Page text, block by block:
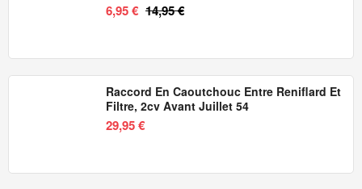
6,95 € 14,95 €
Raccord En Caoutchouc Entre Reniflard Et
Filtre, 2cv Avant Juillet 54
29,95 €